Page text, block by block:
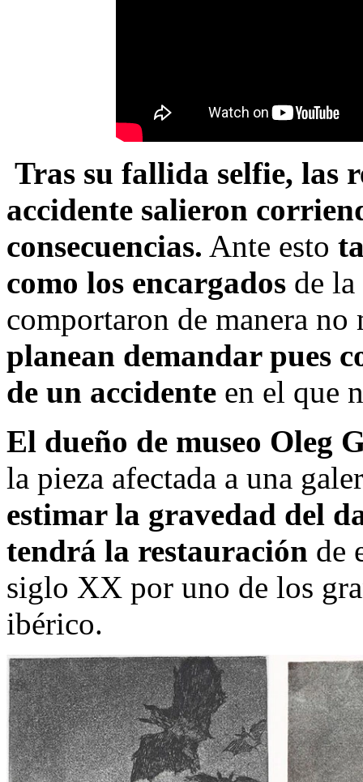
Tras su fallida selfie, las
accidente salieron
consecuencias. Ante esto
como los encargados de
comportaron de manera
planean demandar pues
de un accidente en el que
El dueño de museo Oleg
la pieza afectada a una
estimar la gravedad del
tendrá la restauración de
siglo XX por uno de los
ibérico.